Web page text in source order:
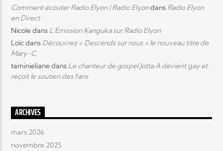
Comment écouter Radio Elyon | Radio Elyondans Radio Elyon
en Direct
Nicoledans L’Emission Kanguka sur Radio Elyon
Loïcdans Découvrez « Descends sur nous » le nouveau titre de
Mary-C
taminielianedans Le chanteur de gospel Jotta A devient gay et
reçoit le soutien des fans
ARCHIVES
mars 2026
novembre 2025